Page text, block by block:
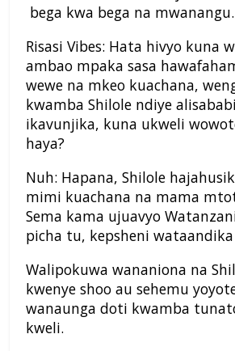
bega kwa bega na mwanangu.
Risasi Vibes: Hata hivyo kuna
ambao mpaka sasa
wewe na mkeo kuachana,
kwamba Shilole ndiye
ikavunjika, kuna ukweli
haya?
Nuh: Hapana, Shilole
mimi kuachana na mama
Sema kama ujuavyo
picha tu, kepsheni wataandika
Walipokuwa wananiona na
kwenye shoo au sehemu
wanaunga doti kwamba
kweli.